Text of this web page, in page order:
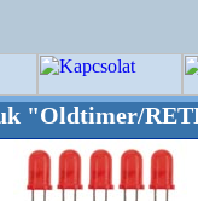
RETRO"